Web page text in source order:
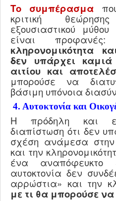
Το συμπέρασμα
κριτική
εξουσιαστικού
είναι
κληρονομικότητα
δεν υπάρχει καμιά
αιτίου και
μπορούσε να
βάσιμη υπόνοια
4. Αυτοκτονία και
Η πρόδηλη και
διαπίστωση ότι δεν
σχέση ανάμεσα στην
και την
ένα
αυτοκτονία δεν
αρρώστια» και την
με τι θα μπορούσε να